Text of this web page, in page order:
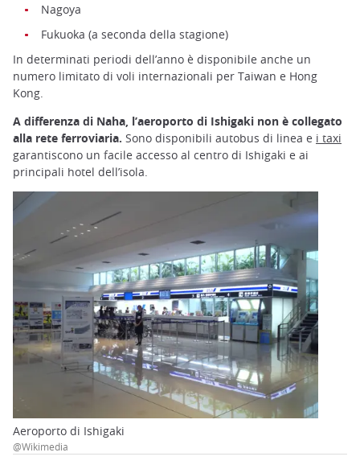
Nagoya
Fukuoka (a seconda della stagione)
In determinati periodi dell’anno è disponibile anche un
numero limitato di voli internazionali per Taiwan e Hong
Kong.
A differenza di Naha, l’aeroporto di Ishigaki non è collegato
alla rete ferroviaria. Sono disponibili autobus di linea e i taxi
garantiscono un facile accesso al centro di Ishigaki e ai
principali hotel dell’isola.
Aeroporto di Ishigaki
@Wikimedia